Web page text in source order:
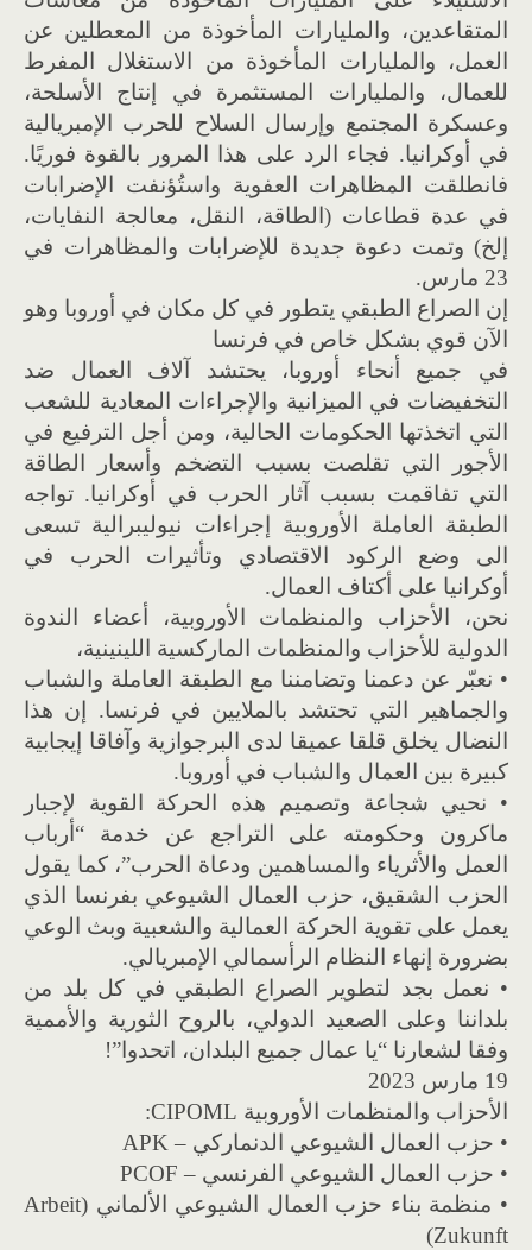
المتقاعدين، والمليارات المأخوذة من المعطلين عن
العمل، والمليارات المأخوذة من الاستغلال المفرط
للعمال، والمليارات المستثمرة في إنتاج الأسلحة،
وعسكرة المجتمع وإرسال السلاح للحرب الإمبريالية
في أوكرانيا. فجاء الرد على هذا المرور بالقوة فوريًا.
فانطلقت المظاهرات العفوية واستُؤنفت الإضرابات
في عدة قطاعات (الطاقة، النقل، معالجة النفايات،
إلخ) وتمت دعوة جديدة للإضرابات والمظاهرات في
23 مارس.
إن الصراع الطبقي يتطور في كل مكان في أوروبا وهو
الآن قوي بشكل خاص في فرنسا
في جميع أنحاء أوروبا، يحتشد آلاف العمال ضد
التخفيضات في الميزانية والإجراءات المعادية للشعب
التي اتخذتها الحكومات الحالية، ومن أجل الترفيع في
الأجور التي تقلصت بسبب التضخم وأسعار الطاقة
التي تفاقمت بسبب آثار الحرب في أوكرانيا. تواجه
الطبقة العاملة الأوروبية إجراءات نيوليبرالية تسعى
الى وضع الركود الاقتصادي وتأثيرات الحرب في
أوكرانيا على أكتاف العمال.
نحن، الأحزاب والمنظمات الأوروبية، أعضاء الندوة
الدولية للأحزاب والمنظمات الماركسية اللينينية،
• نعبّر عن دعمنا وتضامننا مع الطبقة العاملة والشباب
والجماهير التي تحتشد بالملايين في فرنسا. إن هذا
النضال يخلق قلقا عميقا لدى البرجوازية وآفاقا إيجابية
كبيرة بين العمال والشباب في أوروبا.
• نحيي شجاعة وتصميم هذه الحركة القوية لإجبار
ماكرون وحكومته على التراجع عن خدمة “أرباب
العمل والأثرياء والمساهمين ودعاة الحرب”، كما يقول
الحزب الشقيق، حزب العمال الشيوعي بفرنسا الذي
يعمل على تقوية الحركة العمالية والشعبية وبث الوعي
بضرورة إنهاء النظام الرأسمالي الإمبريالي.
• نعمل بجد لتطوير الصراع الطبقي في كل بلد من
بلداننا وعلى الصعيد الدولي، بالروح الثورية والأممية
وفقا لشعارنا “يا عمال جميع البلدان، اتحدوا”!
19 مارس 2023
الأحزاب والمنظمات الأوروبية CIPOML:
• حزب العمال الشيوعي الدنماركي – APK
• حزب العمال الشيوعي الفرنسي – PCOF
• منظمة بناء حزب العمال الشيوعي الألماني (Arbeit
Zukunft)